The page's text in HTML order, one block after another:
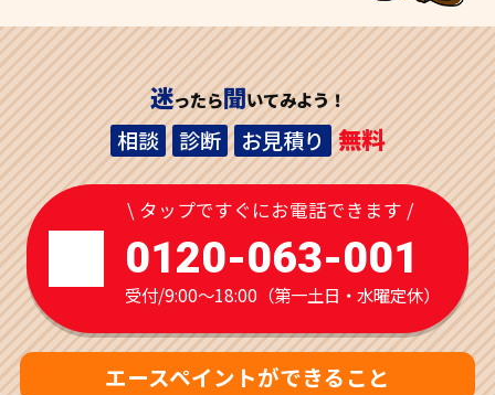
迷ったら聞いてみよう！
相談 診断 お見積り 無料
\ タップですぐにお電話できます /
0120-063-001
受付/9:00～18:00（第一土日・水曜定休）
エースペイントができること